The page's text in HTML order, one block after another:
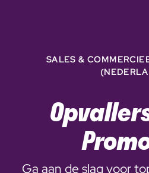
SALES &
Ga aan de slag voor